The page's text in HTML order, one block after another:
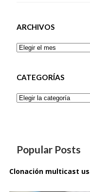
ARCHIVOS
Archivos
CATEGORÍAS
Categorías
Popular Posts
Clonación multicast